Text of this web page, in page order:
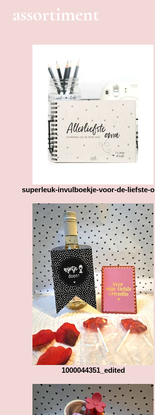
assortiment
superleuk-invulboekje-voor-de-liefste-
1000044351_edited